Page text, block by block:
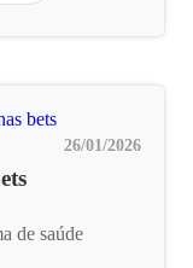
26/01/2026
de saúde